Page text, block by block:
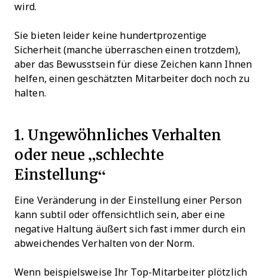
wird.
Sie bieten leider keine hundertprozentige
Sicherheit (manche überraschen einen trotzdem),
aber das Bewusstsein für diese Zeichen kann Ihnen
helfen, einen geschätzten Mitarbeiter doch noch zu
halten.
1. Ungewöhnliches Verhalten
oder neue „schlechte
Einstellung“
Eine Veränderung in der Einstellung einer Person
kann subtil oder offensichtlich sein, aber eine
negative Haltung äußert sich fast immer durch ein
abweichendes Verhalten von der Norm.
Wenn beispielsweise Ihr Top-Mitarbeiter plötzlich